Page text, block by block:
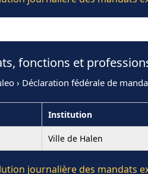
fonctions et
› Déclaration fédérale de
Institution
Ville de Halen
journalière des mandats